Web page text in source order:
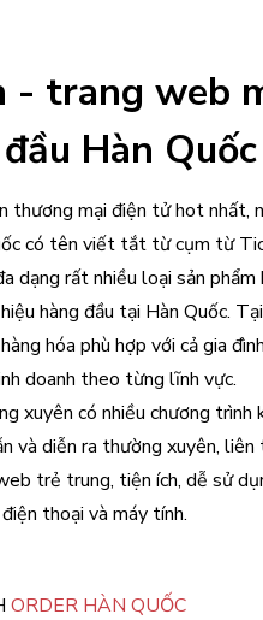
- trang web
Hàn Quốc
thương mại điện tử hot nhất,
có tên viết tắt từ cụm từ
dạng rất nhiều loại sản
hàng đầu tại Hàn Quốc.
hóa phù hợp với cả gia
doanh theo từng lĩnh vực.
xuyên có nhiều chương trình
và diễn ra thường xuyên, liên
trẻ trung, tiện ích, dễ sử
thoại và máy tính.
ORDER HÀN QUỐC